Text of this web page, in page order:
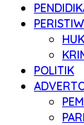
POLITIK